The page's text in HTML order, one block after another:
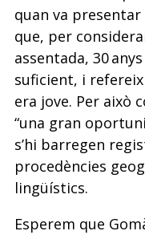
quan va
que, per
assentada, 30
suficient, i
era jove. Per això
“una gran
s’hi barregen
procedències
lingüístics.
Esperem que